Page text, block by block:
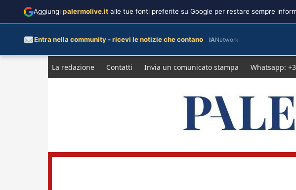
La redazione Contatti Invia un comunicato stampa Whatsapp:
Aggiungi palermolive.it alle tue fonti preferite su Google per restare sempre
Entra nella community - ricevi le notizie che contano IANetwork